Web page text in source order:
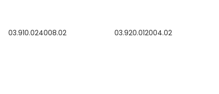
03.910.024008.02 03.920.012004.02